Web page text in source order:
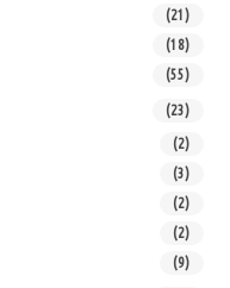
(21)
(18)
(55)
(23)
(2)
(3)
(2)
(2)
(9)